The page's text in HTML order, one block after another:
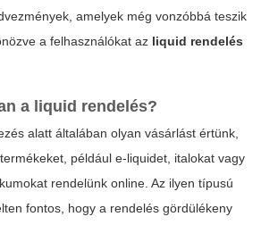
, amelyek még vonzóbbá teszik
a felhasználókat az liquid rendelés
a liquid rendelés?
alatt általában olyan vásárlást értünk,
például e-liquidet, italokat vagy
rendelünk online. Az ilyen típusú
fontos, hogy a rendelés gördülékeny